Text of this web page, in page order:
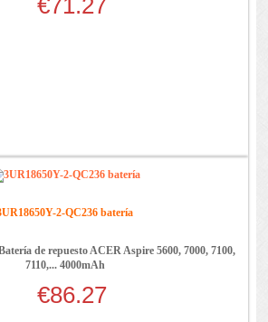
€71.27
2-QC236 batería
de repuesto ACER Aspire 5600, 7000, 7100,
7110,... 4000mAh
€86.27